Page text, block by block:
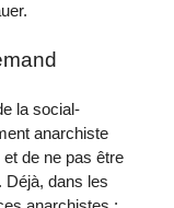
la social-
anarchiste
de ne pas être
Déjà, dans les